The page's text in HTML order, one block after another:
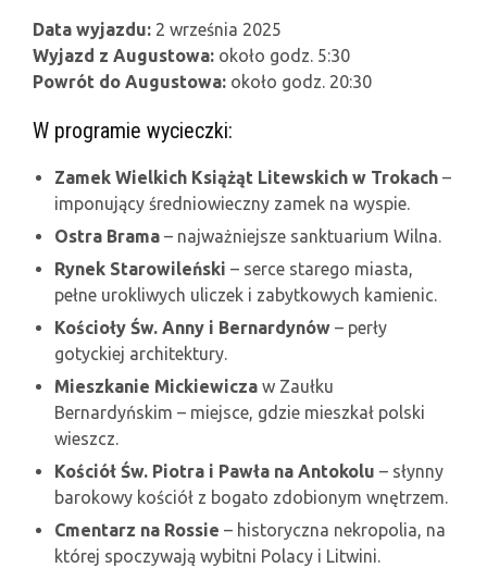
Data wyjazdu: 2 września 2025
Wyjazd z Augustowa: około godz. 5:30
Powrót do Augustowa: około godz. 20:30
W programie wycieczki:
Zamek Wielkich Książąt Litewskich w Trokach –
imponujący średniowieczny zamek na wyspie.
Ostra Brama – najważniejsze sanktuarium Wilna.
Rynek Starowileński – serce starego miasta,
pełne urokliwych uliczek i zabytkowych kamienic.
Kościoły Św. Anny i Bernardynów – perły
gotyckiej architektury.
Mieszkanie Mickiewicza w Zaułku
Bernardyńskim – miejsce, gdzie mieszkał polski
wieszcz.
Kościół Św. Piotra i Pawła na Antokolu – słynny
barokowy kościół z bogato zdobionym wnętrzem.
Cmentarz na Rossie – historyczna nekropolia, na
której spoczywają wybitni Polacy i Litwini.